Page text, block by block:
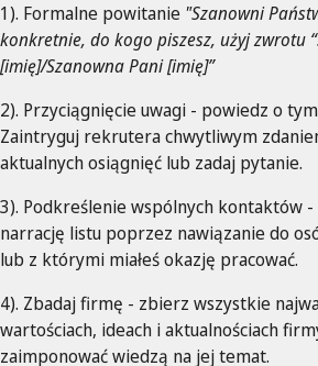
1). Formalne powitanie "Szanowni
konkretnie, do kogo piszesz, użyj zwrotu
[imię]/Szanowna Pani [imię]”
2). Przyciągnięcie uwagi - powiedz o
Zaintryguj rekrutera chwytliwym
aktualnych osiągnięć lub zadaj pytanie.
3). Podkreślenie wspólnych kontaktów
narrację listu poprzez nawiązanie do
lub z którymi miałeś okazję pracować.
4). Zbadaj firmę - zbierz wszystkie
wartościach, ideach i aktualnościach
zaimponować wiedzą na jej temat.